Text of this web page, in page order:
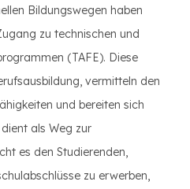
Bildungswegen haben
zu technischen und
(TAFE). Diese
vermitteln den
und bereiten sich
als Weg zur
es den Studierenden,
zu erwerben,